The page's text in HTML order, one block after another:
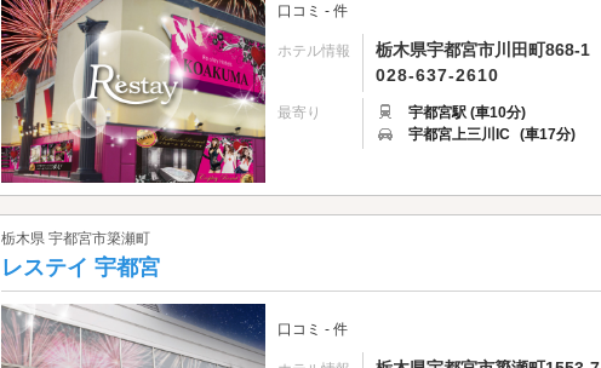
口コミ - 件
ホテル情報
栃木県宇都宮市川田町868-1
028-637-2610
最寄り
宇都宮駅 (車10分)
宇都宮上三川IC (車17分)
栃木県 宇都宮市簗瀬町
レステイ 宇都宮
口コミ - 件